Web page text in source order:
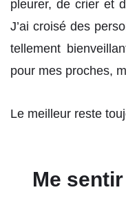
pleurer, de crier et
J’ai croisé des
tellement
pour mes proches,
Le meilleur reste
Me